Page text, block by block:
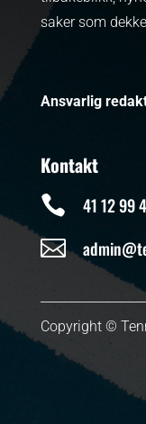
saker som
Ansvarlig
Kontakt
 41 12 99

Copyright ©